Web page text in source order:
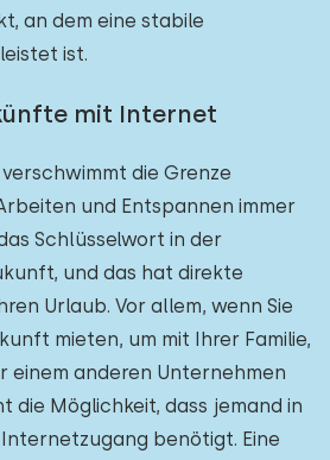
an dem eine stabile
ist.
mit Internet
die Grenze
und Entspannen immer
Schlüsselwort in der
und das hat direkte
Urlaub. Vor allem, wenn Sie
mieten, um mit Ihrer Familie,
einem anderen Unternehmen
die Möglichkeit, dass jemand in
benötigt. Eine